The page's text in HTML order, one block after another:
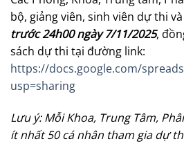
bộ, giảng viên, sinh viên dự thi
trước 24h00 ngày 7/11/2025,
sách dự thi tại đường link:
https://docs.google.com/
usp=sharing
Lưu ý: Mỗi Khoa, Trung Tâm,
ít nhất 50 cá nhân tham gia dự